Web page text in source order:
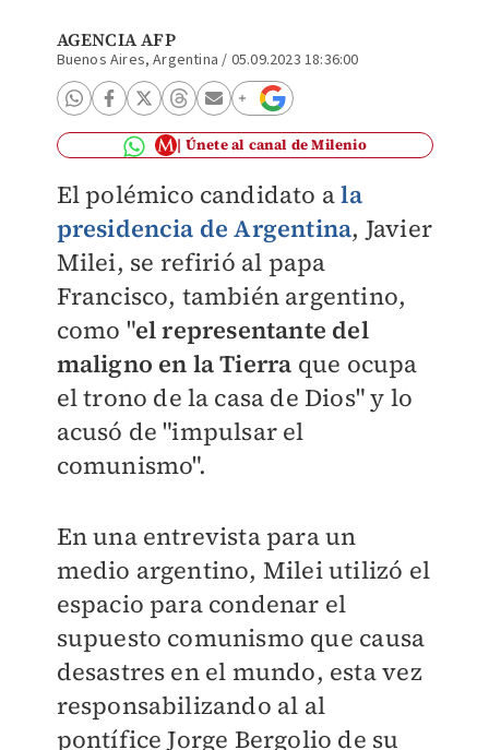
AGENCIA AFP
Buenos Aires, Argentina / 05.09.2023 18:36:00
Únete al canal de Milenio
El polémico candidato ala
presidencia de Argentina, Javier
Milei, se refirió al papa
Francisco, también argentino,
como "el representante del
maligno en la Tierra que ocupa
el trono de la casa de Dios" y lo
acusó de "impulsar el
comunismo".
En una entrevista para un
medio argentino, Milei utilizó el
espacio para condenar el
supuesto comunismo que causa
desastres en el mundo, esta vez
responsabilizando al al
pontífice Jorge Bergolio de su